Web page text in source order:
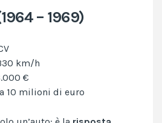
– 1969)
km/h
€
10 milioni di euro